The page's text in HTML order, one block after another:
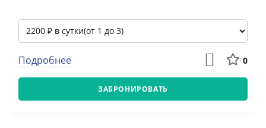
Подробнее 0
ЗАБРОНИРОВАТЬ